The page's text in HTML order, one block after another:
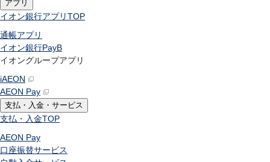
アプリ
イオン銀行アプリTOP
通帳アプリ
イオン銀行PayB
イオングループアプリ
iAEON
AEON Pay
支払・入金・サービス
支払・入金TOP
AEON Pay
口座振替サービス